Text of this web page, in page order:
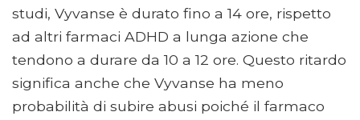
studi, Vyvanse è durato fino a 14 ore, rispetto
ad altri farmaci ADHD a lunga azione che
tendono a durare da 10 a 12 ore. Questo ritardo
significa anche che Vyvanse ha meno
probabilità di subire abusi poiché il farmaco